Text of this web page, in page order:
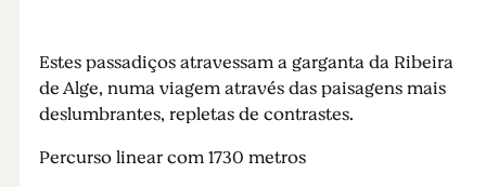
Estes passadiços atravessam a garganta da Ribeira
de Alge, numa viagem através das paisagens mais
deslumbrantes, repletas de contrastes.
Percurso linear com 1730 metros